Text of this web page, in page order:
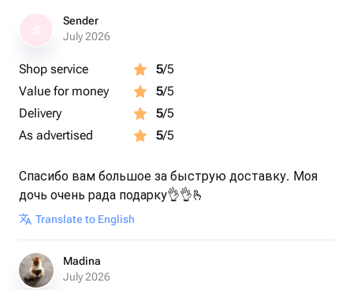
Sender
July 2026
Shop service 5/5
Value for money
5/5
Delivery
5/5
As advertised
5/5
Спасибо вам большое за быструю доставку. Моя
дочь очень рада подарку👌👌🫰
Translate to English
Madina
July 2026